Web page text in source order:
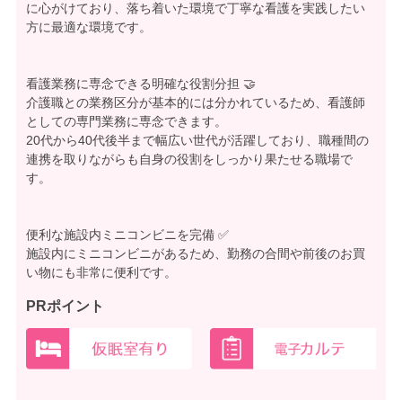
に心がけており、落ち着いた環境で丁寧な看護を実践したい
方に最適な環境です。
看護業務に専念できる明確な役割分担 🤝
介護職との業務区分が基本的には分かれているため、看護師
としての専門業務に専念できます。
20代から40代後半まで幅広い世代が活躍しており、職種間の
連携を取りながらも自身の役割をしっかり果たせる職場で
す。
便利な施設内ミニコンビニを完備 ✅
施設内にミニコンビニがあるため、勤務の合間や前後のお買
い物にも非常に便利です。
PRポイント